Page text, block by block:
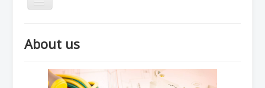
Toggle
About us